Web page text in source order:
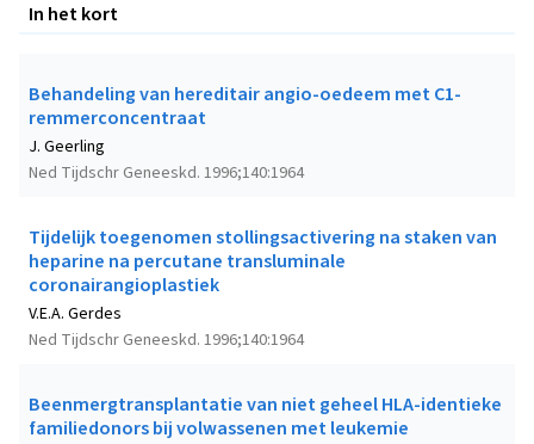
In het kort
Behandeling van hereditair angio-oedeem met C1-
remmerconcentraat
Ned Tijdschr Geneeskd. 1996;140:1964
J. Geerling
Tijdelijk toegenomen stollingsactivering na staken van
heparine na percutane transluminale
coronairangioplastiek
Ned Tijdschr Geneeskd. 1996;140:1964
V.E.A. Gerdes
Beenmergtransplantatie van niet geheel HLA-identieke
familiedonors bij volwassenen met leukemie